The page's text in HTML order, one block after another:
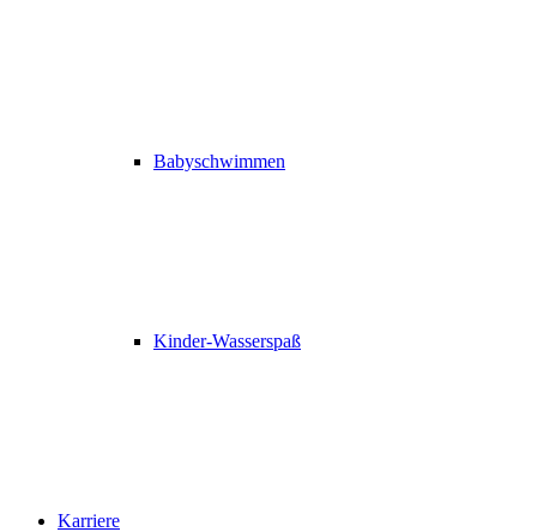
Babyschwimmen
Kinder-Wasserspaß
Karriere